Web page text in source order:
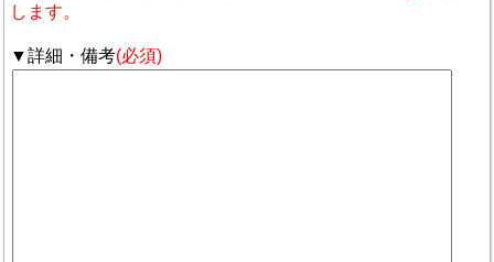
します。
▼詳細・備考(必須)